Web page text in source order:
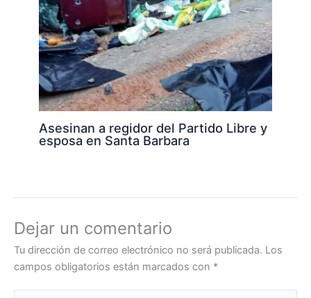
Asesinan a regidor del Partido Libre y
esposa en Santa Barbara
Dejar un comentario
Tu dirección de correo electrónico no será publicada. Los
campos obligatorios están marcados con *